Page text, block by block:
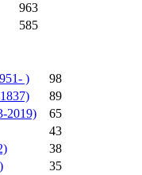
963
585
)
98
89
2019)
65
43
38
35